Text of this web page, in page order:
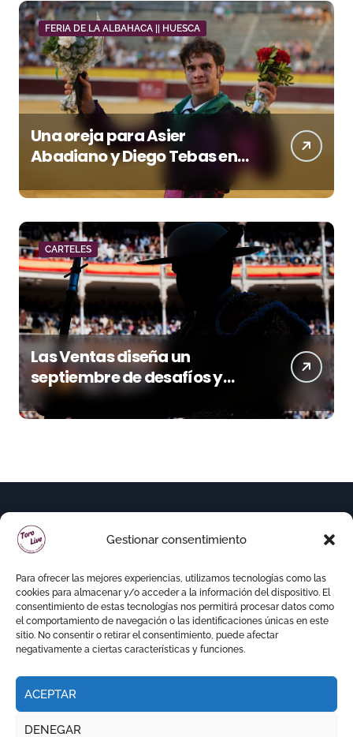
Gestionar consentimiento
Para ofrecer las mejores experiencias, utilizamos tecnologías como las
cookies para almacenar y/o acceder a la información del dispositivo. El
consentimiento de estas tecnologías nos permitirá procesar datos como
el comportamiento de navegación o las identificaciones únicas en este
sitio. No consentir o retirar el consentimiento, puede afectar
negativamente a ciertas características y funciones.
ACEPTAR
DENEGAR
FERIA DE LA ALBAHACA || HUESCA
Una oreja para Asier
Abadiano y Diego Tebas en
una apertura de la Albahaca
marcada por el buen juego
de Los Maños
CARTELES
Las Ventas diseña un
septiembre de desafíos y
variedad ganadera
Copyright © Todos los derechos reservados